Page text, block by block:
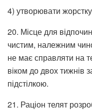
4) утворювати
20. Місце для
чистим, належним
не має справляти на
віком до двох тижнів
підстілкою.
21. Раціон телят